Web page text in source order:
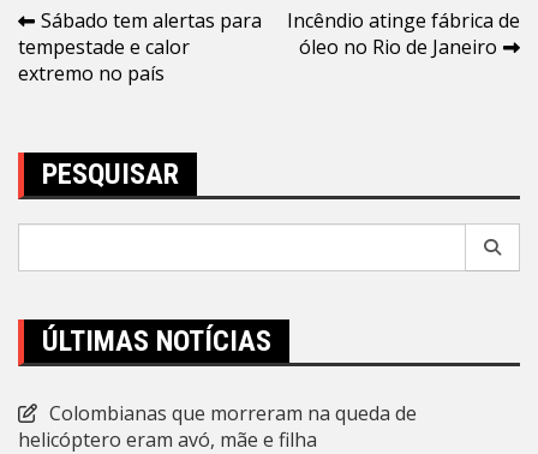
Navegação
de
Sábado tem alertas para
tempestade e calor
extremo no país
Incêndio atinge fábrica de
óleo no Rio de Janeiro
PESQUISAR
ÚLTIMAS NOTÍCIAS
Colombianas que morreram na queda de
helicóptero eram avó, mãe e filha